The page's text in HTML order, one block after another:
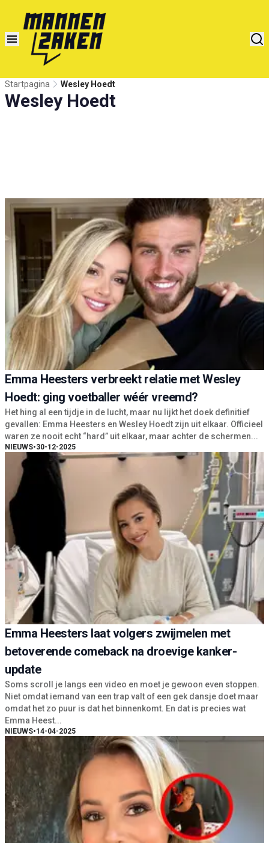
Startpagina Wesley Hoedt
Wesley Hoedt
Emma Heesters verbreekt relatie met Wesley
Hoedt: ging voetballer wéér vreemd?
Het hing al een tijdje in de lucht, maar nu lijkt het doek definitief
gevallen: Emma Heesters en Wesley Hoedt zijn uit elkaar. Officieel
waren ze nooit echt “hard” uit elkaar, maar achter de schermen...
NIEUWS•30-12-2025
Emma Heesters laat volgers zwijmelen met
betoverende comeback na droevige kanker-
update
Soms scroll je langs een video en moet je gewoon even stoppen.
Niet omdat iemand van een trap valt of een gek dansje doet maar
omdat het zo puur is dat het binnenkomt. En dat is precies wat
Emma Heest...
NIEUWS•14-04-2025